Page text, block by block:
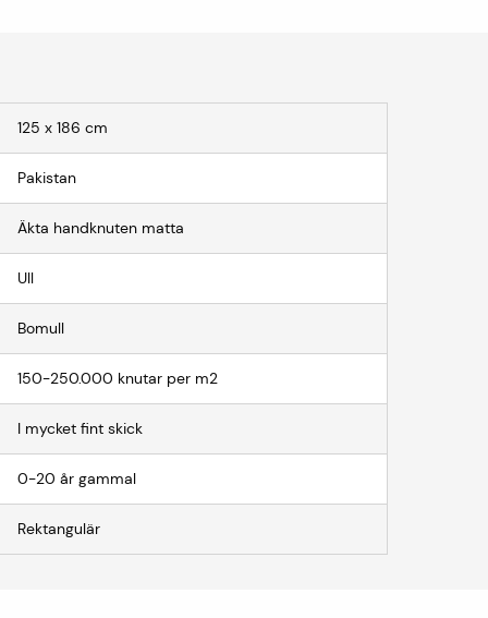
125 x 186 cm
Pakistan
Äkta handknuten matta
Ull
Bomull
150-250.000 knutar per m2
I mycket fint skick
0-20 år gammal
Rektangulär